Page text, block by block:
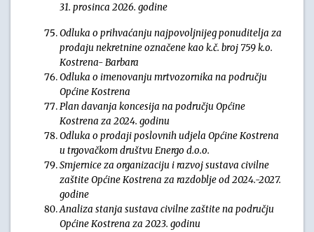
31. prosinca 2026. godine
Odluka o prihvaćanju najpovoljnijeg ponuditelja za
prodaju nekretnine označene kao k.č. broj 759 k.o.
Kostrena- Barbara
Odluka o imenovanju mrtvozornika na području
Općine Kostrena
Plan davanja koncesija na području Općine
Kostrena za 2024. godinu
Odluka o prodaji poslovnih udjela Općine Kostrena
u trgovačkom društvu Energo d.o.o.
Smjernice za organizaciju i razvoj sustava civilne
zaštite Općine Kostrena za razdoblje od 2024.-2027.
godine
Analiza stanja sustava civilne zaštite na području
Općine Kostrena za 2023. godinu